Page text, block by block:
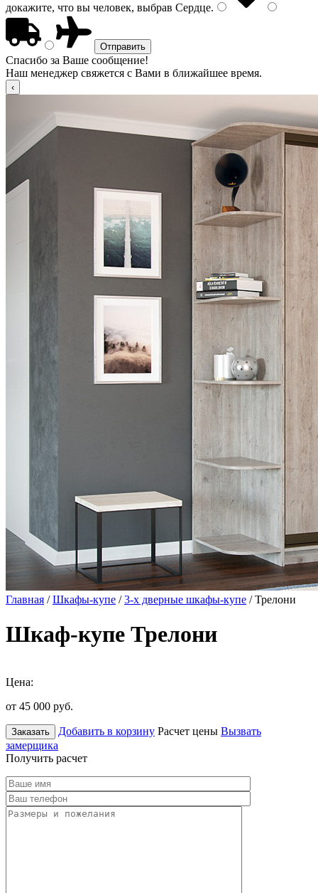
докажите, что вы человек, выбрав Сердце.
Спасибо за Ваше сообщение!
Наш менеджер свяжется с Вами в ближайшее время.
Главная /Шкафы-купе /3-х дверные шкафы-купе / Трелони
Шкаф-купе Трелони
Цена:
от 45 000 руб.
Заказать Добавить в корзину Расчет цены Вызвать
замерщика
Получить расчет